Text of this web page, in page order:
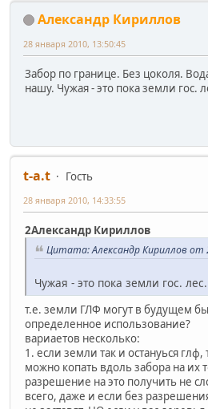
Александр Кириллов
28 января 2010, 13:50:45
Забор по границе. Без цоколя.
нашу. Чужая - это пока земли гос.
t-a.t
Гость
28 января 2010, 14:33:55
2Александр Кириллов
Цитата: Александр Кириллов от
Чужая - это пока земли гос.
т.е. земли ГЛФ могут в будущем
определенное использование?
вариаетов несколько:
1. если земли так и остануься
можно копать вдоль забора на их
разрешение на это получить не
всего, даже и если без